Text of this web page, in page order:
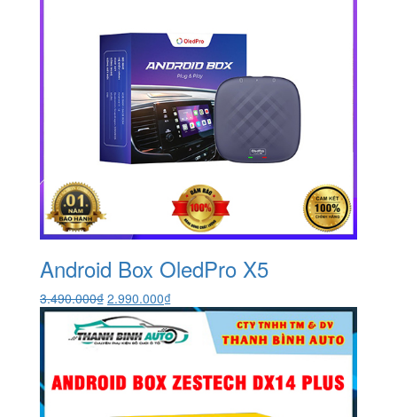
Android Box OledPro X5
3.490.000₫ Giá
gốc
là:
3.490.000₫.
2.990.000₫Giá
hiện
tại